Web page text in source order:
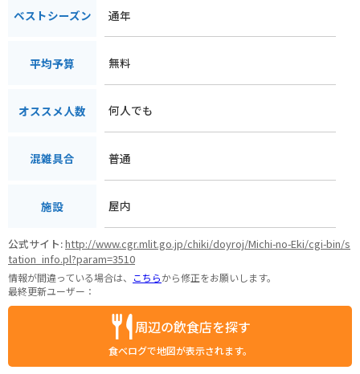
ベストシーズン 通年
平均予算 無料
オススメ人数 何人でも
混雑具合 普通
施設 屋内
公式サイト:http://www.cgr.mlit.go.jp/chiki/doyroj/Michi-no-Eki/cgi-bin/s
tation_info.pl?param=3510
情報が間違っている場合は、 こちらから修正をお願いします。
最終更新ユーザー：
周辺の飲食店を探す
食べログで地図が表示されます。